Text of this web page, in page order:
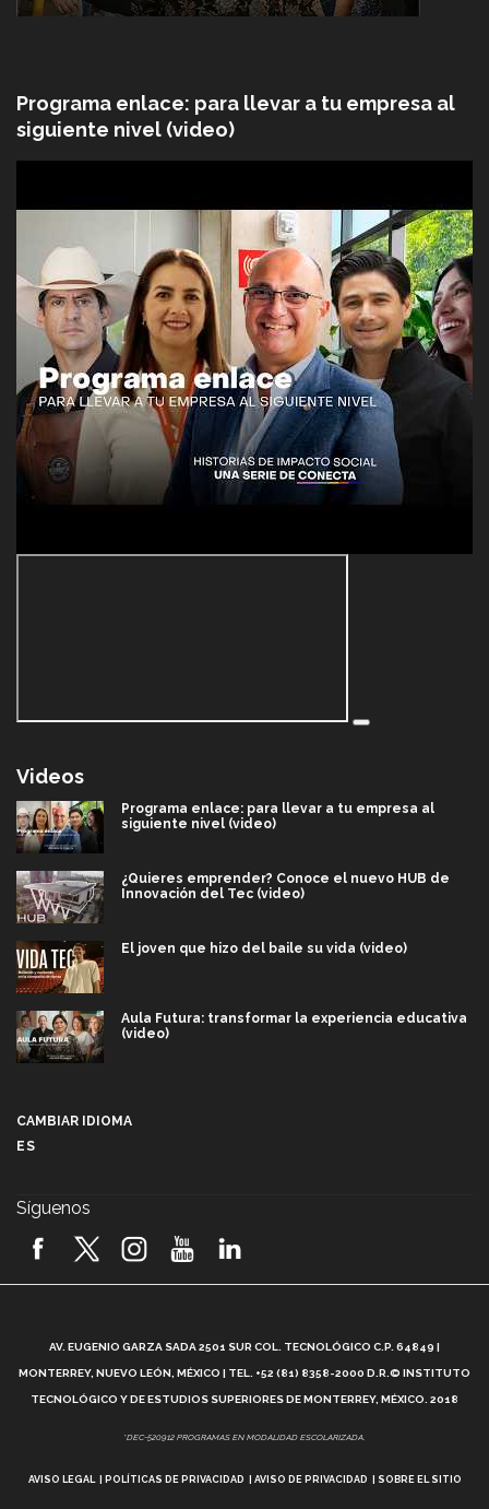
Programa enlace: para llevar a tu empresa al
siguiente nivel (video)
Videos
Programa enlace: para llevar a tu empresa al
siguiente nivel (video)
¿Quieres emprender? Conoce el nuevo HUB de
Innovación del Tec (video)
El joven que hizo del baile su vida (video)
Aula Futura: transformar la experiencia educativa
(video)
2026! (video)
¿Cómo es el Modelo Educativo Tec? (video)
Vida Tec: Feminismo e Inteligencia Artificial, Paola
CAMBIAR IDIOMA
ES
Síguenos
AV. EUGENIO GARZA SADA 2501 SUR COL. TECNOLÓGICO C.P. 64849 |
MONTERREY, NUEVO LEÓN, MÉXICO | TEL. +52 (81) 8358-2000 D.R.© INSTITUTO
TECNOLÓGICO Y DE ESTUDIOS SUPERIORES DE MONTERREY, MÉXICO. 2018
*DEC-520912 PROGRAMAS EN MODALIDAD ESCOLARIZADA.
AVISO LEGAL POLÍTICAS DE PRIVACIDAD AVISO DE PRIVACIDAD SOBRE EL SITIO